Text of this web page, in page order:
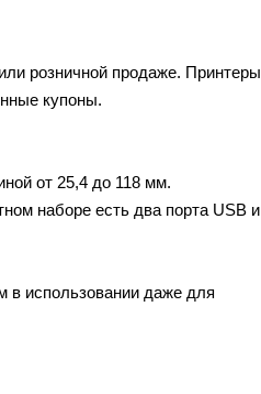
розничной продаже. Принтеры
купоны.
от 25,4 до 118 мм.
наборе есть два порта USB и
в использовании даже для